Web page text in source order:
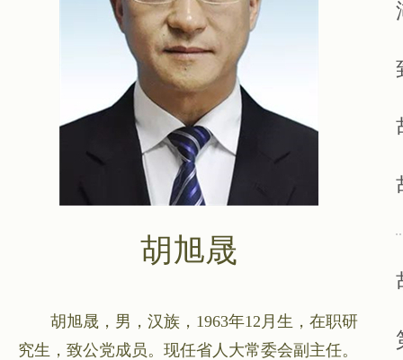
胡旭晟
胡旭晟，男，汉族，1963年12月生，在职研
究生，致公党成员。现任省人大常委会副主任。